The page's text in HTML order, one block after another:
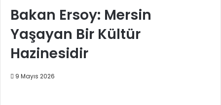
Bakan Ersoy: Mersin
Yaşayan Bir Kültür
Hazinesidir
9 Mayıs 2026